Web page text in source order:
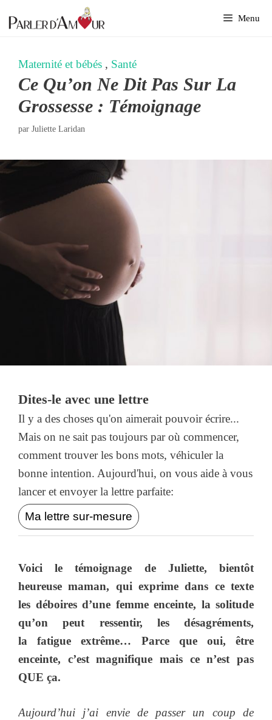
au
Menu
Maternité et bébés , Santé
Ce Qu’on Ne Dit Pas Sur La
Grossesse : Témoignage
par Juliette Laridan
Dites-le avec une lettre
Il y a des choses qu'on aimerait pouvoir écrire...
Mais on ne sait pas toujours par où commencer,
comment trouver les bons mots, véhiculer la
bonne intention. Aujourd'hui, on vous aide à vous
lancer et envoyer la lettre parfaite:
Ma lettre sur-mesure
Voici le témoignage de Juliette, bientôt
heureuse maman, qui exprime dans ce texte
les déboires d’une femme enceinte, la solitude
qu’on peut ressentir, les désagréments,
la fatigue extrême… Parce que oui, être
enceinte, c’est magnifique mais ce n’est pas
QUE ça.
Aujourd’hui j’ai envie de passer un coup de